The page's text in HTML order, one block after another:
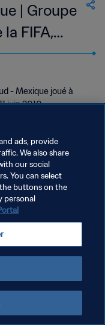
| Groupe
FIFA,
- Mexique joué à
juin 2010.
ads, provide
We also share
our social
You can select
buttons on the
personal